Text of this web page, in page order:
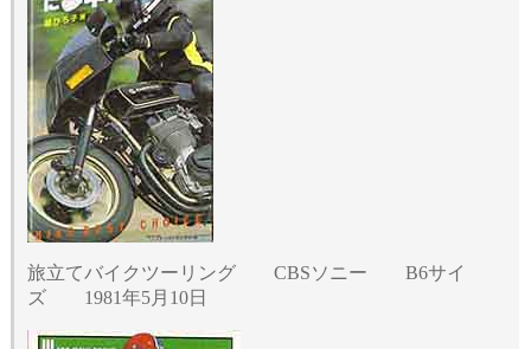
旅立てバイクツーリング CBSソニー B6サイ
ズ 1981年5月10日